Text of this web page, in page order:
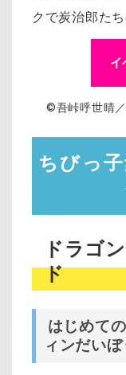
クで炭治郎た
イ
©吾峠呼世晴
ちびっ
ドラゴ
ド
はじめて
ィンだいぼ